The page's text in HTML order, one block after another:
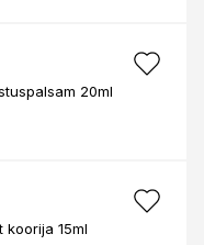
20ml
koorija 15ml